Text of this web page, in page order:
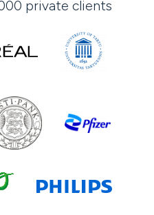
private clients